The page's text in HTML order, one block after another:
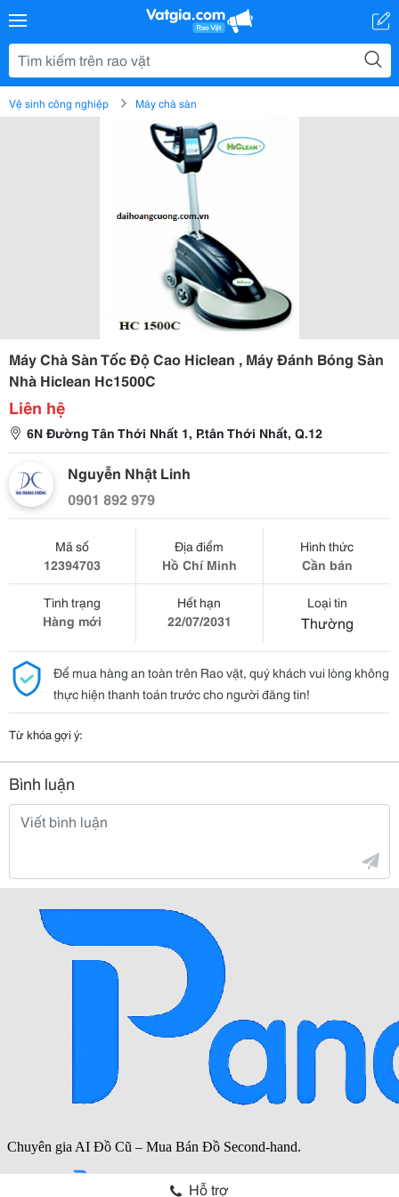
Vệ sinh công nghiệp Máy chà sàn
Máy Chà Sàn Tốc Độ Cao Hiclean , Máy Đánh Bóng Sàn
Nhà Hiclean Hc1500C
Liên hệ
6N Đường Tân Thới Nhất 1, P.tân Thới Nhất, Q.12
Nguyễn Nhật Linh
0901 892 979
Mã số
12394703
Địa điểm
Hồ Chí Minh
Hình thức
Cần bán
Tình trạng
Hàng mới
Hết hạn
22/07/2031
Loại tin
Thường
Để mua hàng an toàn trên Rao vặt, quý khách vui lòng không
thực hiện thanh toán trước cho người đăng tin!
Từ khóa gợi ý:
Bình luận
Hỗ trợ